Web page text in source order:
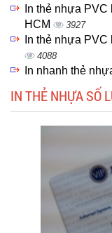
In thẻ nhựa
HCM
3927
In thẻ nhựa
4088
In nhanh thẻ
IN THẺ NHỰA SỐ